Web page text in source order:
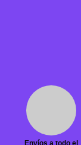
Envíos a todo el